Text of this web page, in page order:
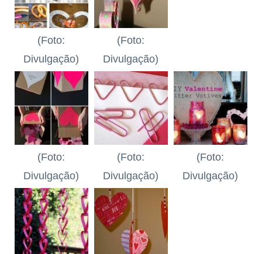
(Foto:
Divulgação)
(Foto:
Divulgação)
(Foto:
Divulgação)
(Foto:
Divulgação)
(Foto:
Divulgação)